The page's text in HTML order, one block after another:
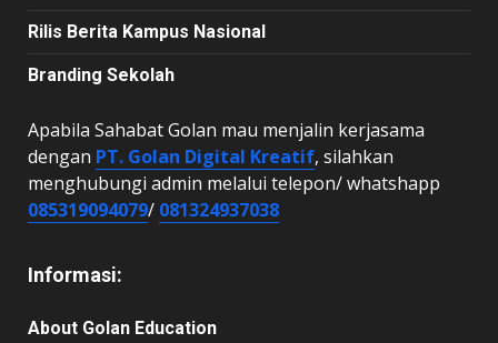
Rilis Berita Kampus Nasional
Branding Sekolah
Apabila Sahabat Golan mau menjalin kerjasama
dengan PT. Golan Digital Kreatif, silahkan
menghubungi admin melalui telepon/ whatshapp
085319094079/ 081324937038
Informasi:
About Golan Education